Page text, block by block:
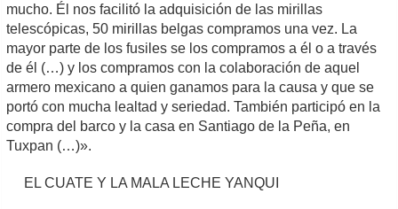
mucho. Él nos facilitó la adquisición de las mirillas
telescópicas, 50 mirillas belgas compramos una vez. La
mayor parte de los fusiles se los compramos a él o a través
de él (…) y los compramos con la colaboración de aquel
armero mexicano a quien ganamos para la causa y que se
portó con mucha lealtad y seriedad. También participó en la
compra del barco y la casa en Santiago de la Peña, en
Tuxpan (…)».
EL CUATE Y LA MALA LECHE YANQUI